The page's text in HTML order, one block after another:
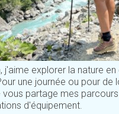
j'aime explorer la nature
une journée ou pour de
vous partage mes
d'équipement.